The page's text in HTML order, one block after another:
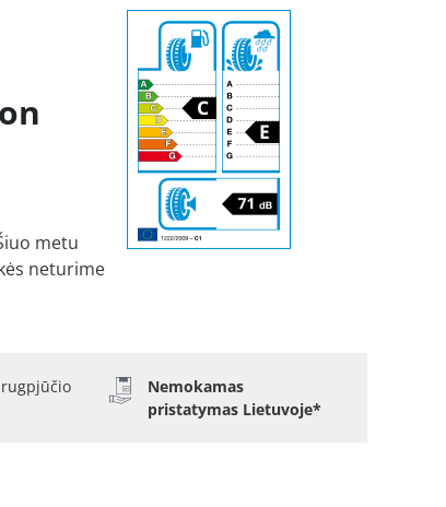
metu
neturime
Nemokamas
pristatymas Lietuvoje*